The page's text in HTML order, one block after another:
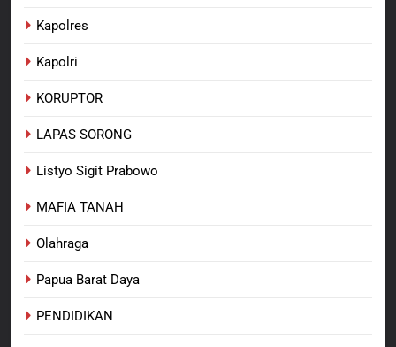
Kapolres
Kapolri
KORUPTOR
LAPAS SORONG
Listyo Sigit Prabowo
MAFIA TANAH
Olahraga
Papua Barat Daya
PENDIDIKAN